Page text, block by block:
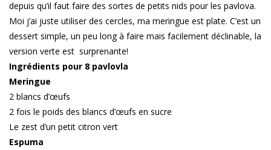
depuis qu’il faut faire des sortes de petits nids pour les pavlova.
Moi j’ai juste utiliser des cercles, ma meringue est plate. C’est un
dessert simple, un peu long à faire mais facilement déclinable, la
version verte est surprenante!
Ingrédients pour 8 pavlovla
Meringue
2 blancs d’œufs
2 fois le poids des blancs d’œufs en sucre
Le zest d’un petit citron vert
Espuma